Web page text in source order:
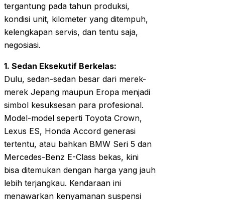
tergantung pada tahun produksi,
kondisi unit, kilometer yang ditempuh,
kelengkapan servis, dan tentu saja,
negosiasi.
1. Sedan Eksekutif Berkelas:
Dulu, sedan-sedan besar dari merek-
merek Jepang maupun Eropa menjadi
simbol kesuksesan para profesional.
Model-model seperti Toyota Crown,
Lexus ES, Honda Accord generasi
tertentu, atau bahkan BMW Seri 5 dan
Mercedes-Benz E-Class bekas, kini
bisa ditemukan dengan harga yang jauh
lebih terjangkau. Kendaraan ini
menawarkan kenyamanan suspensi